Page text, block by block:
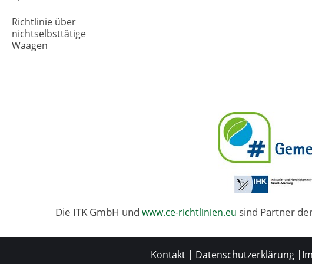
Richtlinie über
nichtselbsttätige
Waagen
Die ITK GmbH und www.ce-richtlinien.eu sind Partner
Kontakt | Datenschutzerklärung |